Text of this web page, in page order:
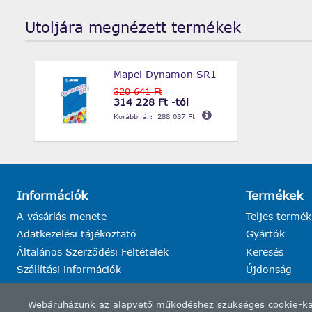
Webáruházunk az alapvető működéshez szükséges
Utoljára megnézett termékek
Mapei Dynamon SR1
320 641 Ft
314 228 Ft -tól
Korábbi ár: 288 087 Ft
Információk
A vásárlás menete
Adatkezelési tájékoztató
Általános Szerződési Feltételek
Szállítási információk
Termékek
Teljes
Gyártók
Keresés
Újdonság